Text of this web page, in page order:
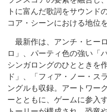
トに富んだ歌詞をサウンド
コア・シーンにおける地位
最新作は、アンチ・ヒー
ロ」、パーティ色の強い「
シンガロングのひとときを
ド」、「フィア・ノー・ス
ングルも収録。アートワー
ーとともに、ゲームに参入